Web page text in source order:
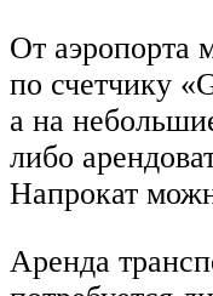
От аэропорта
по счетчику
а на
либо
Напрокат
Аренда